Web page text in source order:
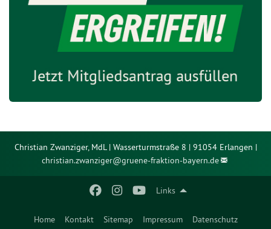
Links
Home Kontakt Sitemap Impressum Datenschutz
Christian Zwanziger, MdL | Wasserturmstraße 8 | 91054 Erlangen |
christian.zwanziger@gruene-fraktion-bayern.de